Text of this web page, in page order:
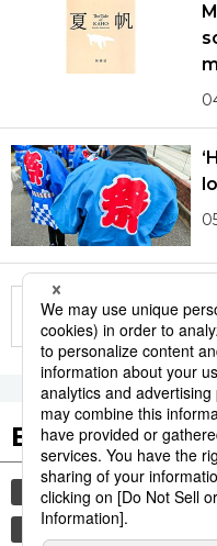
More
Etiquetas
cultura gastronomía
gastronomía japonesa